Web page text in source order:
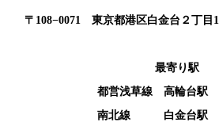
〒108−0071 東京都港区白金台２丁目
最寄り駅
都営浅草線 高輪台駅
南北線 白金台駅